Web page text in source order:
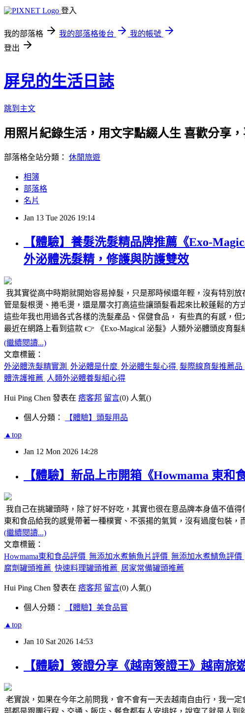
登入
我的部落格 我的部落格後台
我的帳號
登出
屏兒的生活日誌
跳到主文
用照片紀錄生活，用文字點綴人生 喜歡分享
部落格全站分類： 休閒旅遊
相簿
部落格
名片
Jan 13 Tue 2026 19:14
【體驗】養髮洗髮精品牌推薦《Exo-
外泌體洗髮精，修護與防護雙效
我其實從高中時期就開始容易掉髮，只是那時候還年輕，沒有特別
管是髮根燙、捲毛燙，還是層次打高這些讓頭髮看起來比較蓬鬆的
這些年我也用過各式各樣的洗髮產品、保健食品， 有些真的有感，
最近在網路上看到這款 👉
《Exo-Magical 泌髮》人類外泌體頭皮育髮
(繼續閱讀...)
文章標籤：
外泌體洗髮精實測
外泌體是什麼 外泌體生髮心得 髮際線育髮推薦品
體洗護推薦 人類外泌體養髮組心得
Hui Ping Chen 發表在 痞客邦 留言(0) 人氣()
個人分類： 【體驗】頭髮用品
▲top
Jan 12 Mon 2026 14:28
【體驗】新品上市開箱《Howmama 東
我自己在挑罐頭時，除了好不好吃，其實也很在意品牌本身值不值
東和食品給我的感覺帶著一種樸實、不張揚的氣質，沒有過度包裝
(繼續閱讀...)
文章標籤：
Howmama東和食品評價 無添加水煮鮪魚片評價 無添加水煮鯖魚評價
腐劑罐頭推薦 快速料理罐頭推薦 居家常備罐頭推薦
Hui Ping Chen 發表在 痞客邦 留言(0) 人氣()
個人分類： 【體驗】美食品嘗
▲top
Jan 10 Sat 2026 14:53
【體驗】簽證分享《越南簽證王》越南
老實說，如果在今年之前問我，會不會有一天去越南自由行，我一